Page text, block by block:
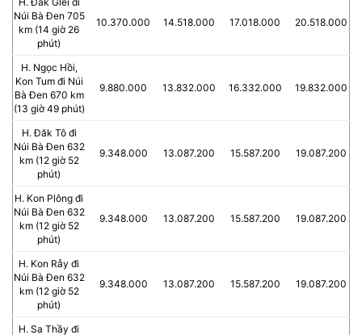
Núi Bà Đen 705
km (14 giờ 26
phút)
10.370.000 14.518.000 17.018.000 20.518.000
H. Ngọc Hồi,
Kon Tum đi Núi
Bà Đen 670 km
(13 giờ 49 phút)
9.880.000 13.832.000 16.332.000 19.832.000
H. Đăk Tô đi
Núi Bà Đen 632
km (12 giờ 52
phút)
9.348.000 13.087.200 15.587.200 19.087.200
H. Kon Plông đi
Núi Bà Đen 632
km (12 giờ 52
phút)
9.348.000 13.087.200 15.587.200 19.087.200
H. Kon Rẫy đi
Núi Bà Đen 632
km (12 giờ 52
phút)
9.348.000 13.087.200 15.587.200 19.087.200
H. Sa Thầy đi